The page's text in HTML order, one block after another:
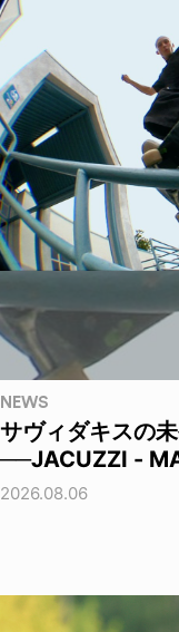
NEWS
サヴィダキスの
──JACUZZI -
2026.08.06